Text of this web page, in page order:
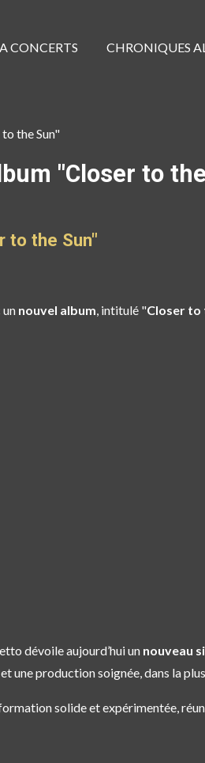
CONCERTS CHRONIQUES
the Sun"
"Closer to
to the Sun"
un nouvel album, intitulé "Closer to
dévoile aujourd’hui un nouveau
une production soignée, dans la
solide et expérimentée,